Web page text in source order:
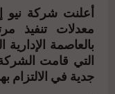
أعلنت شركة نيو
بالعاصمة
التي قامت
جدية في الالتزام